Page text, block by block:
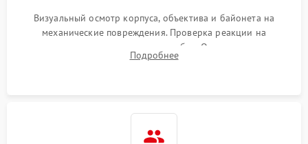
Визуальный осмотр корпуса, объектива и байонета на
механические повреждения. Проверка реакции на
включение, считывание кодов ошибок. Оценка состояния
матрицы и затвора, проверка работы автофокуса и вспышки.
Подробнее